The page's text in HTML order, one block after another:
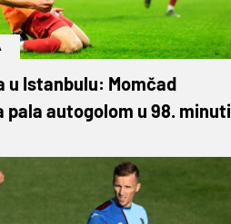
u Istanbulu: Momčad
pala autogolom u 98. minuti